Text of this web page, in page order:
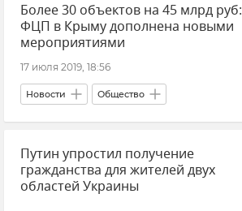
Более 30 объектов на 45 млрд руб:
ФЦП в Крыму дополнена новыми
мероприятиями
17 июля 2019, 18:56
Новости Общество
Реализация ФЦП в Крыму и Севастополе
Путин упростил получение
гражданства для жителей двух
областей Украины